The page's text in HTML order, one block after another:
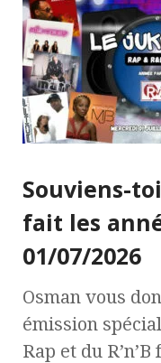
Souviens-
fait les
01/07/2026
Osman vous
émission
Rap et du